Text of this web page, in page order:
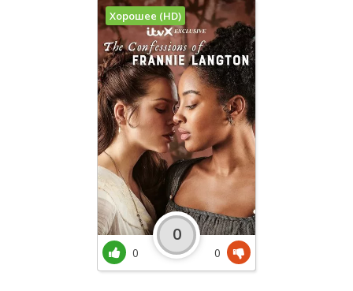
Хорошее (HD)
0
0
0